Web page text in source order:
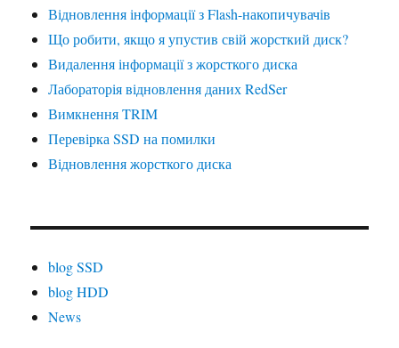
Відновлення інформації з Flash-накопичувачів
Що робити, якщо я упустив свій жорсткий диск?
Видалення інформації з жорсткого диска
Лабораторія відновлення даних RedSer
Вимкнення TRIM
Перевірка SSD на помилки
Відновлення жорсткого диска
blog SSD
blog HDD
News